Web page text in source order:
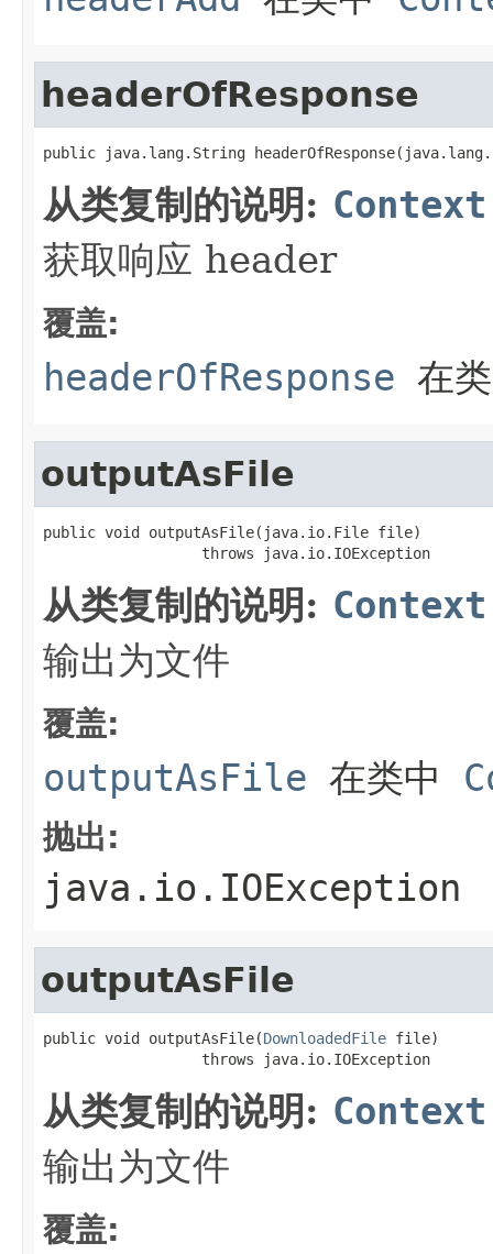
headerOfResponse
public java.lang.String
从类复制的说明: Context
获取响应 header
覆盖:
headerOfResponse 在
outputAsFile
public void outputAsFile(java.io.File file)
                  throws java.io.IOException
从类复制的说明: Context
输出为文件
覆盖:
outputAsFile 在类中
抛出:
java.io.IOException
outputAsFile
public void outputAsFile(DownloadedFile file)
                  throws java.io.IOException
从类复制的说明: Context
输出为文件
覆盖: